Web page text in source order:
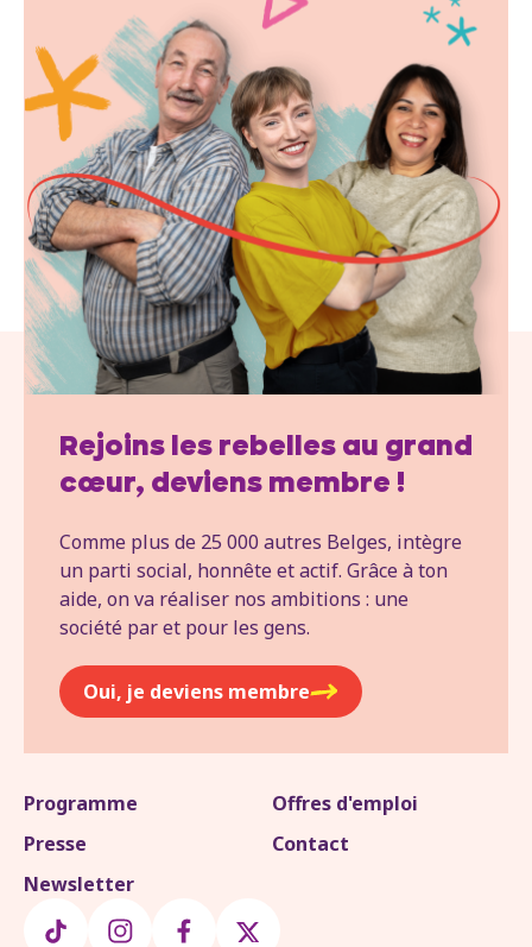
Rejoins les rebelles au grand
cœur, deviens membre !
Comme plus de 25 000 autres Belges, intègre
un parti social, honnête et actif. Grâce à ton
aide, on va réaliser nos ambitions : une
société par et pour les gens.
Oui, je deviens membre
Programme
Offres d'emploi
Presse
Contact
Newsletter